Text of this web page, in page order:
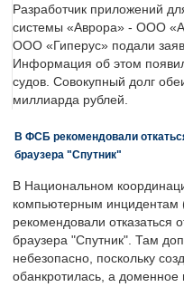
Разработчик приложений
системы «Аврора» - ООО
ООО «Гиперус» подали
Информация об этом
судов. Совокупный долг
миллиарда рублей.
В ФСБ рекомендовали
браузера "Спутник"
В Национальном
компьютерным инцидентам
рекомендовали отказаться
браузера "Спутник". Там
небезопасно, поскольку
обанкротилась, а